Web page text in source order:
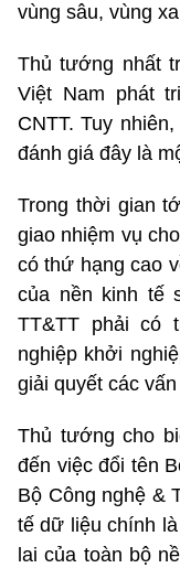
vùng sâu, vùng
Thủ tướng nhất
Việt Nam phát
CNTT. Tuy
đánh giá đây là
Trong thời gian
giao nhiệm vụ
có thứ hạng cao
của nền kinh tế
TT&TT phải có
nghiệp khởi
giải quyết các
Thủ tướng cho
đến việc đổi tên
Bộ Công nghệ &
tế dữ liệu chính
lai của toàn bộ